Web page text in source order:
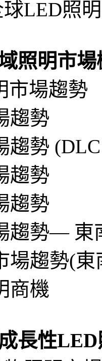
球LED照
照明市
市場趨勢
趨勢
趨勢
趨勢
趨勢
趨勢— 東
場趨勢(
商機
長性